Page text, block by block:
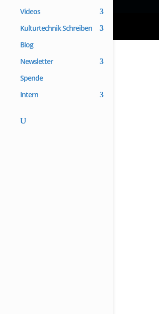
Videos
Kulturtechnik Schreiben
Blog
Newsletter
Spende
Intern